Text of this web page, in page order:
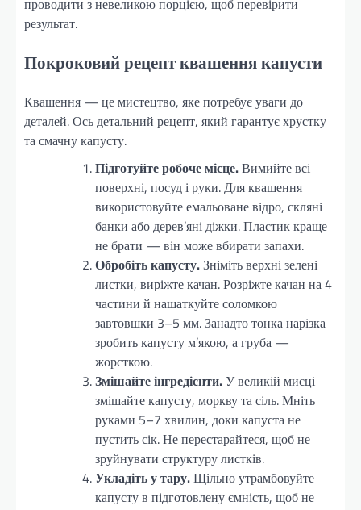
проводити з невеликою порцією, щоб перевірити
результат.
Покроковий рецепт квашення капусти
Квашення — це мистецтво, яке потребує уваги до
деталей. Ось детальний рецепт, який гарантує хрустку
та смачну капусту.
Підготуйте робоче місце.Вимийте всі
поверхні, посуд і руки. Для квашення
використовуйте емальоване відро, скляні
банки або дерев’яні діжки. Пластик краще
не брати — він може вбирати запахи.
Обробіть капусту.Зніміть верхні зелені
листки, виріжте качан. Розріжте качан на 4
частини й нашаткуйте соломкою
завтовшки 3–5 мм. Занадто тонка нарізка
зробить капусту м’якою, а груба —
жорсткою.
Змішайте інгредієнти.У великій мисці
змішайте капусту, моркву та сіль. Мніть
руками 5–7 хвилин, доки капуста не
пустить сік. Не перестарайтеся, щоб не
зруйнувати структуру листків.
Укладіть у тару.Щільно утрамбовуйте
капусту в підготовлену ємність, щоб не